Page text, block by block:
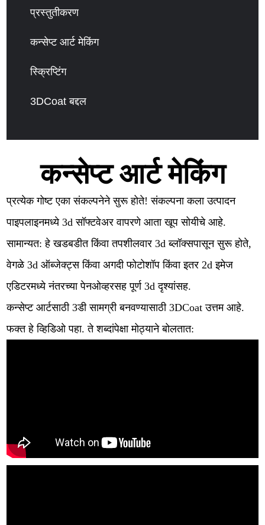
प्रस्तुतीकरण
कन्सेप्ट आर्ट मेकिंग
स्क्रिप्टिंग
3DCoat बद्दल
कन्सेप्ट आर्ट मेकिंग
प्रत्येक गोष्ट एका संकल्पनेने सुरू होते! संकल्पना कला उत्पादन
पाइपलाइनमध्ये 3d सॉफ्टवेअर वापरणे आता खूप सोयीचे आहे.
सामान्यत: हे खडबडीत किंवा तपशीलवार 3d ब्लॉक्सपासून सुरू होते,
वेगळे 3d ऑब्जेक्ट्स किंवा अगदी फोटोशॉप किंवा इतर 2d इमेज
एडिटरमध्ये नंतरच्या पेनओव्हरसह पूर्ण 3d दृश्यांसह.
कन्सेप्ट आर्टसाठी 3डी सामग्री बनवण्यासाठी 3DCoat उत्तम आहे.
फक्त हे व्हिडिओ पहा. ते शब्दांपेक्षा मोठ्याने बोलतात: